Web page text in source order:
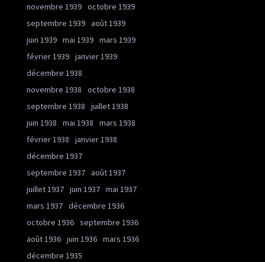
novembre 1939 octobre 1939
septembre 1939 août 1939
juin 1939 mai 1939 mars 1939
février 1939 janvier 1939
décembre 1938
novembre 1938
octobre 1938
septembre 1938
juillet 1938
juin 1938
mai 1938
mars 1938
février 1938
janvier 1938
décembre 1937
septembre 1937 août 1937
juillet 1937 juin 1937 mai 1937
mars 1937 décembre 1936
octobre 1936 septembre 1936
août 1936 juin 1936 mars 1936
décembre 1935